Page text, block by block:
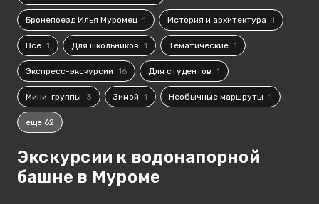
Бронепоезд Илья Муромец 1 История и архитектура 1
Все 1 Для школьников 1 Тематические 1
Экспресс-экскурсии 16 Для студентов 1
Мини-группы 3 Зимой 1 Необычные маршруты 1
еще 62
Экскурсии к водонапорной
башне в Муроме